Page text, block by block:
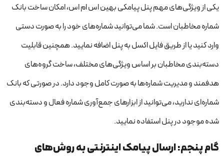
یکی از ویژگی‌های مهم پنل پیامکی بهین اس ام اس، امکان ساخت بانک
شماره مخاطبان است. شما می‌توانید شماره‌های خود را به صورت دستی
وارد کنید یا از طریق فایل اکسل به پنل اضافه نمایید. همچنین قابلیت
دسته‌بندی مخاطبان بر اساس ویژگی‌های مختلف، ساخت گروه‌های
هدفمند و مدیریت شماره‌ها به صورت کامل وجود دارد. در صورتی که بانک
شماره‌ای ندارید، می‌توانید از ابزارهای جمع‌آوری شماره فعال و دسته‌بندی
شده موجود در پنل استفاده نمایید.
گام پنجم: ارسال پیامک اینترنتی به روش‌های